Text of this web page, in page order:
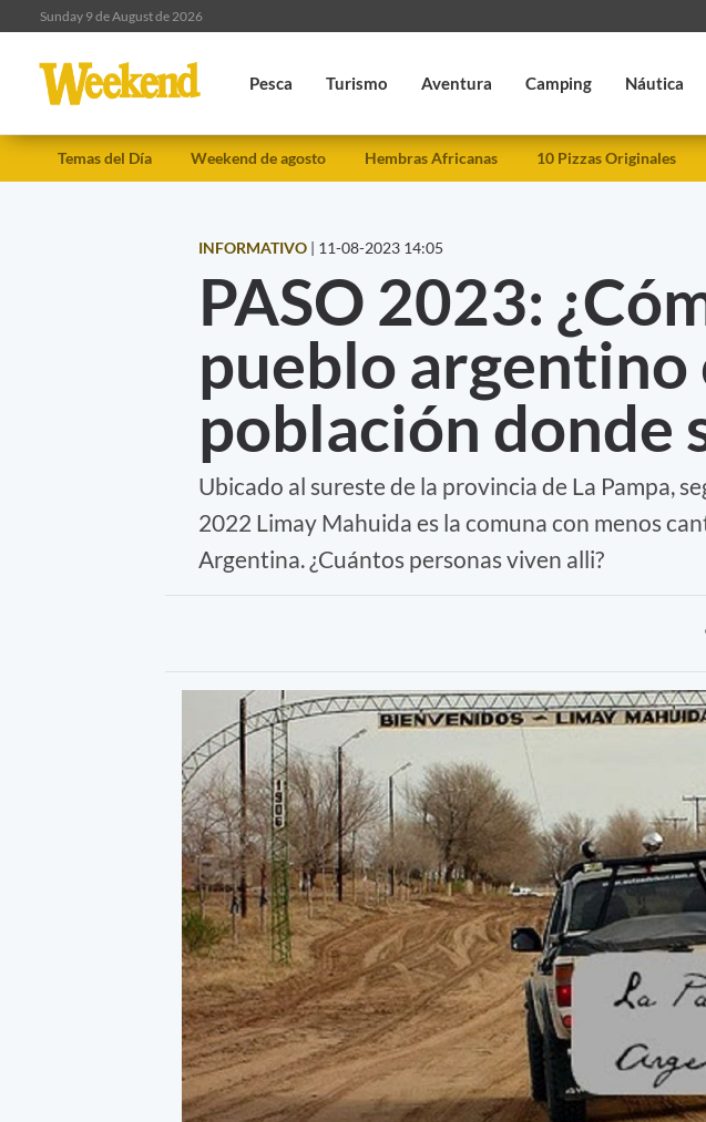
Sunday 9 de August de 2026
Pesca Turismo Aventura Camping Náutica
Temas del Día Weekend de agosto Hembras Africanas 10 Pizzas Originales
INFORMATIVO | 11-08-2023 14:05
PASO 2023:
pueblo argentino
población donde
Ubicado al sureste de la provincia de La Pampa,
2022 Limay Mahuida es la comuna con menos
Argentina. ¿Cuántos personas viven alli?